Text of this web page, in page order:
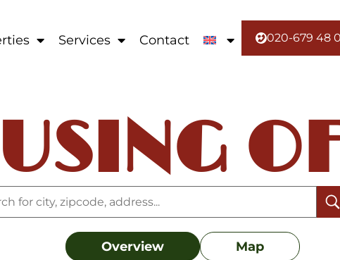
Services Contact 020-679 48
Overview Map